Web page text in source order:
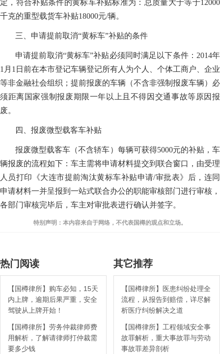
定，符合补贴条件的黄标车补贴标准为：总质量大于等于12000
千克的重型载货车补贴18000元/辆。
三、申请提前取消“黄标车”补贴的条件
申请提前取消“黄标车”补贴必须同时满足以下条件：2014年
1月1日前在本市登记车辆登记所有人为个人、个体工商户、企业
等非金融社会组织；提前报废的车辆（不含非强制报废车辆）必
须距离国家强制报废期限一年以上且不得因交通事故等原因报
废。
四、报废微型载客车补贴
报废微型载客车（不含轿车）每辆可获得5000元的补贴，车
辆报废的流程如下：车主需将申请材料提交到联合窗口，由受理
人员打印《大连市提前淘汰黄标车补贴申请/审批表》后，连同
申请材料一并呈报到一站式联合办公的职能审核部门进行审核，
各部门审核完毕后，车主对审批表进行确认并签字。
特别声明：本内容来自于网络，不代表国樽的观点和立场。
热门阅读
【国樽律所】购车必知，15天
内上牌，逾期后果严重，安全
驾驶从上牌开始！
【国樽律所】劳务仲裁律师费
用解析，了解请律师打仲裁需
要多少钱
其它推荐
【国樽律所】医患纠纷处理全
流程，从报告到赔偿，详尽解
析医疗纠纷解决之道
【国樽律所】工程领域安全事
故罪解析，重大事故罪与劳动
事故罪差异剖析